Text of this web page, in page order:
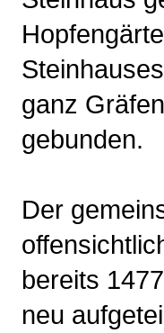
ganz
gebunden.
Der
bereits
neu